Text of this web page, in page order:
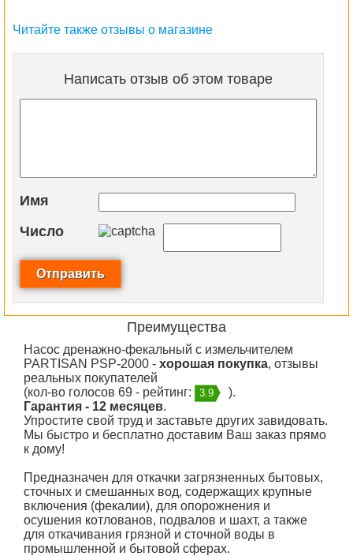
Читайте также отзывы о магазине
Написать отзыв об этом товаре
Имя
Число
Преимущества
Насос дренажно-фекальный с измельчителем
PARTISAN PSP-2000 - хорошая покупка, отзывы
реальных покупателей
(кол-во голосов 69 - рейтинг:
3.9
).
Гарантия - 12 месяцев.
Упростите свой труд и заставьте других завидовать.
Мы быстро и бесплатно доставим Ваш заказ прямо
к дому!
Предназначен для откачки загрязненных бытовых,
сточных и смешанных вод, содержащих крупные
включения (фекалии), для опорожнения и
осушения котлованов, подвалов и шахт, а также
для откачивания грязной и сточной воды в
промышленной и бытовой сферах.